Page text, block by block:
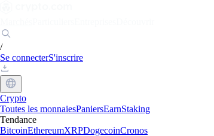
/
Se connecterS'inscrire
Crypto
Toutes les monnaiesPaniersEarnStaking
Tendance
BitcoinEthereumXRPDogecoinCronos